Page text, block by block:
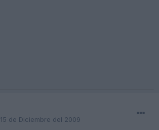
15 de Diciembre del 2009